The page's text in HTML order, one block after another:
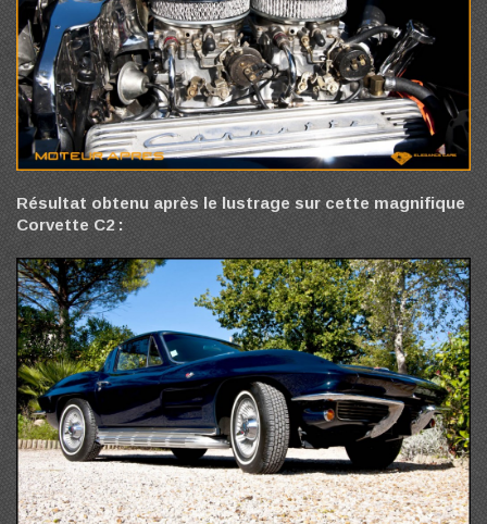
Résultat obtenu après le lustrage sur cette magnifique
Corvette C2 :